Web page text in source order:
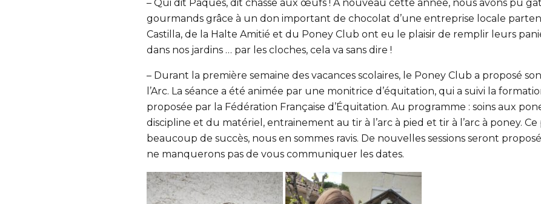
– Qui dit Pâques, dit chasse aux œufs ! À nouveau cette année, nous avons pu
gourmands grâce à un don important de chocolat d’une entreprise locale
Castilla, de la Halte Amitié et du Poney Club ont eu le plaisir de remplir leurs
dans nos jardins … par les cloches, cela va sans dire !
– Durant la première semaine des vacances scolaires, le Poney Club a proposé
l’Arc. La séance a été animée par une monitrice d’équitation, qui a suivi la
proposée par la Fédération Française d’Équitation. Au programme : soins aux
discipline et du matériel, entrainement au tir à l’arc à pied et tir à l’arc à poney.
beaucoup de succès, nous en sommes ravis. De nouvelles sessions seront
ne manquerons pas de vous communiquer les dates.